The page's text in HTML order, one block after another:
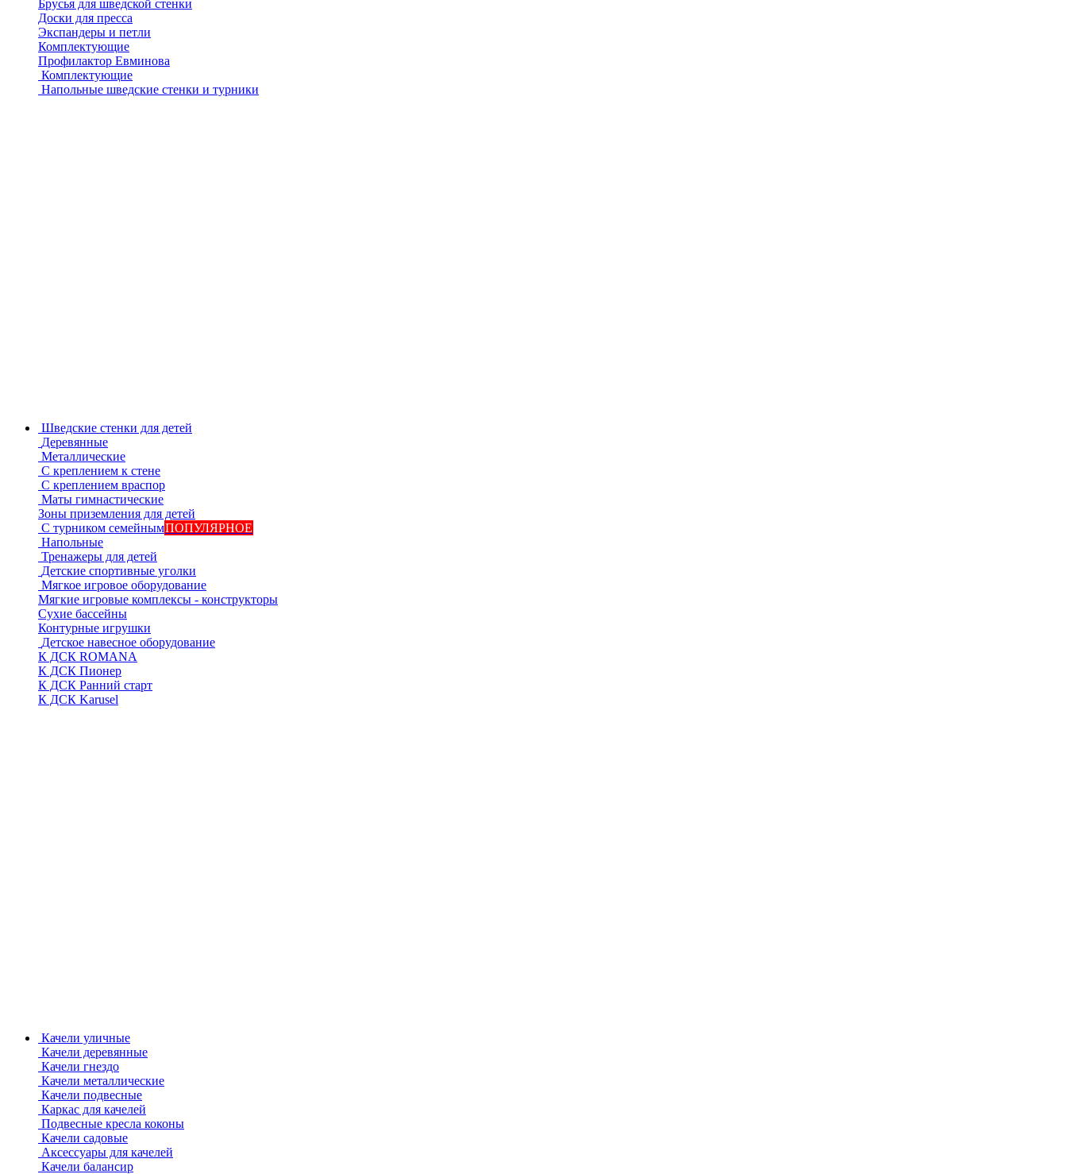
Брусья для шведской стенки
Доски для пресса
Экспандеры и петли
Комплектующие
Профилактор Евминова
Комплектующие
Напольные шведские стенки и турники
Шведские стенки для детей
Деревянные
Металлические
С креплением к стене
С креплением враспор
Маты гимнастические
Зоны приземления для детей
С турником семейнымПОПУЛЯРНОЕ
Напольные
Тренажеры для детей
Детские спортивные уголки
Мягкое игровое оборудование
Мягкие игровые комплексы - конструкторы
Сухие бассейны
Контурные игрушки
Детское навесное оборудование
К ДСК ROMANA
К ДСК Пионер
К ДСК Ранний старт
К ДСК Karusel
Качели уличные
Качели деревянные
Качели гнездо
Качели металлические
Качели подвесные
Каркас для качелей
Подвесные кресла коконы
Качели садовые
Аксессуары для качелей
Качели балансир